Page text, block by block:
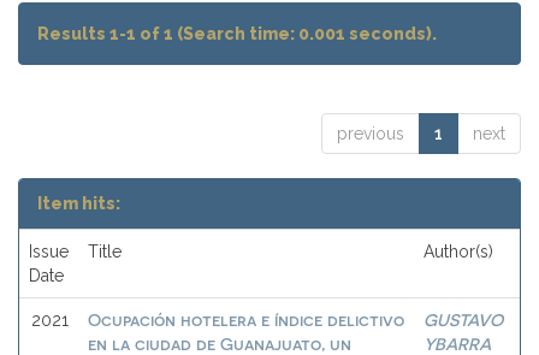
Results 1-1 of 1 (Search time: 0.001 seconds).
previous 1 next
Item hits:
Issue
Date
Title Author(s)
2021
Ocupación hotelera e índice delictivo
en la ciudad de Guanajuato, un
GUSTAVO
YBARRA